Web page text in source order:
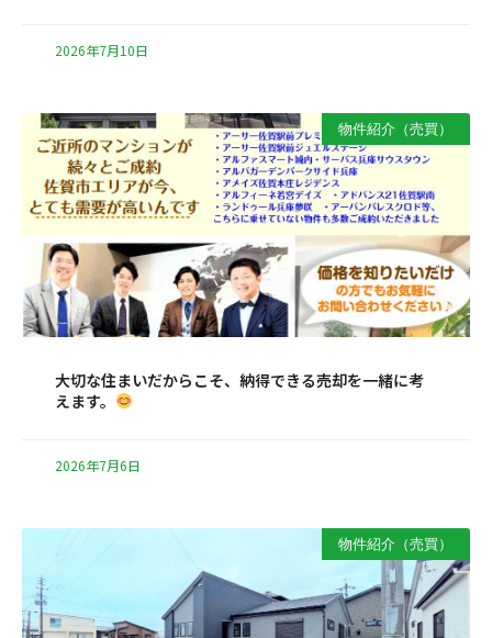
2026年7月10日
物件紹介（売買）
大切な住まいだからこそ、納得できる売却を一緒に考
えます。
2026年7月6日
物件紹介（売買）